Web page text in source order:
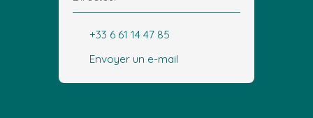
+33 6 61 14 47 85
Envoyer un e-mail